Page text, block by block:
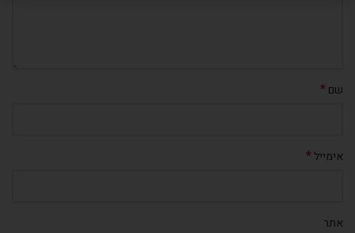
שם*
אימייל*
אתר